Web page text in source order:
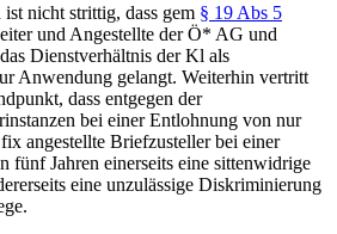
nicht strittig, dass gem § 19 Abs 5
und Angestellte der Ö* AG und
Dienstverhältnis der Kl als
Anwendung gelangt. Weiterhin vertritt
dass entgegen der
bei einer Entlohnung von nur
angestellte Briefzusteller bei einer
fünf Jahren einerseits eine sittenwidrige
eine unzulässige Diskriminierung